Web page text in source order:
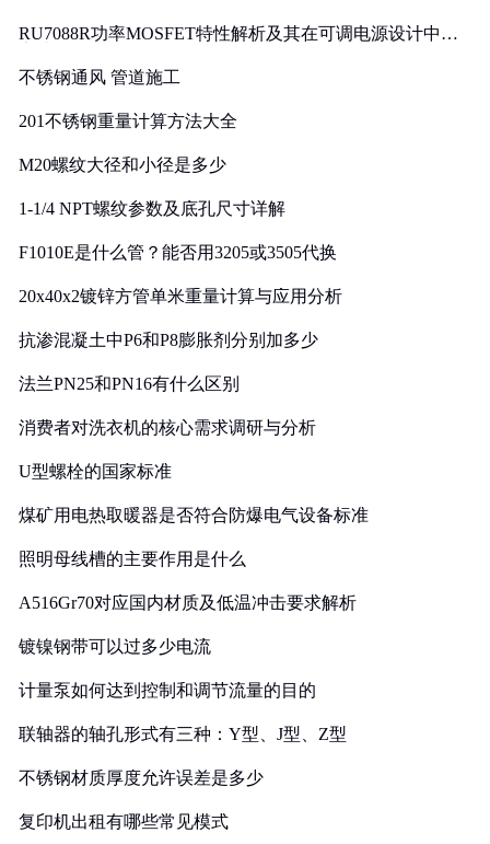
RU7088R功率MOSFET特性解析及其在可调电源设计中的
不锈钢通风 管道施工
201不锈钢重量计算方法大全
M20螺纹大径和小径是多少
1-1/4 NPT螺纹参数及底孔尺寸详解
F1010E是什么管？能否用3205或3505代换
20x40x2镀锌方管单米重量计算与应用分析
抗渗混凝土中P6和P8膨胀剂分别加多少
法兰PN25和PN16有什么区别
消费者对洗衣机的核心需求调研与分析
U型螺栓的国家标准
煤矿用电热取暖器是否符合防爆电气设备标准
照明母线槽的主要作用是什么
A516Gr70对应国内材质及低温冲击要求解析
镀镍钢带可以过多少电流
计量泵如何达到控制和调节流量的目的
联轴器的轴孔形式有三种：Y型、J型、Z型
不锈钢材质厚度允许误差是多少
复印机出租有哪些常见模式